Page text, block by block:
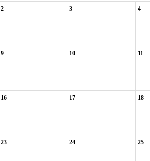
2 3 4
9 10 11
16 17 18
23 24 25